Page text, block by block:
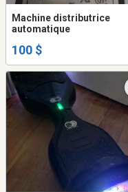
Machine distributrice
automatique
100 $